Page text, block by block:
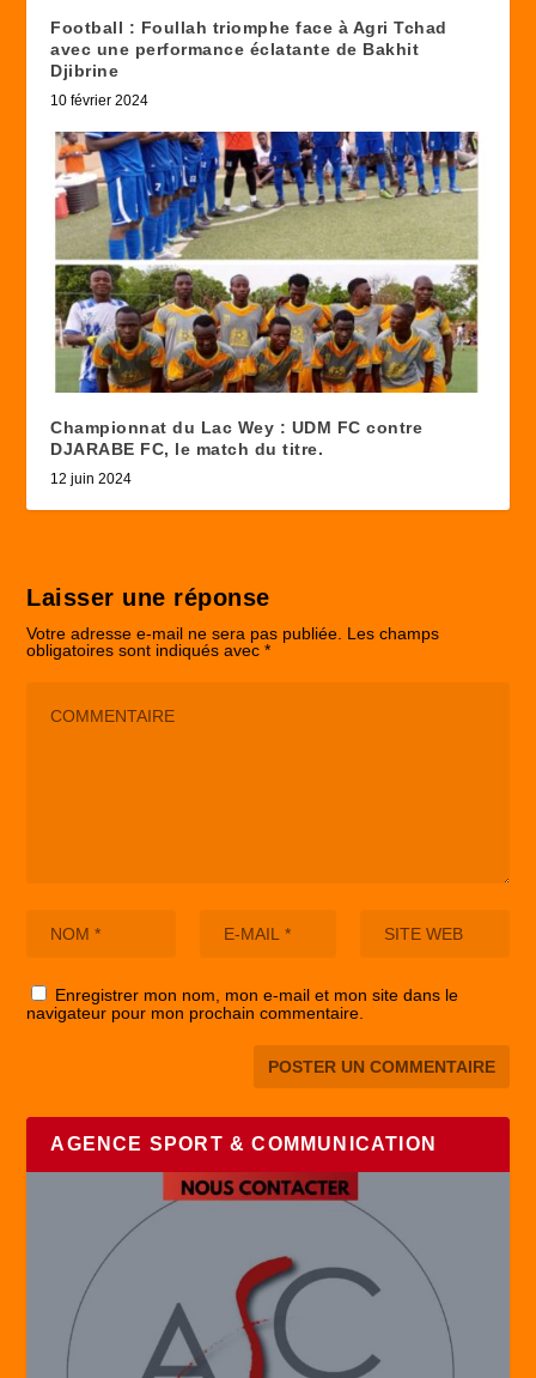
Football : Foullah triomphe face à Agri Tchad
avec une performance éclatante de Bakhit
Djibrine
10 février 2024
Championnat du Lac Wey : UDM FC contre
DJARABE FC, le match du titre.
12 juin 2024
Laisser une réponse
Votre adresse e-mail ne sera pas publiée. Les champs
obligatoires sont indiqués avec*
Enregistrer mon nom, mon e-mail et mon site dans le
navigateur pour mon prochain commentaire.
AGENCE SPORT & COMMUNICATION